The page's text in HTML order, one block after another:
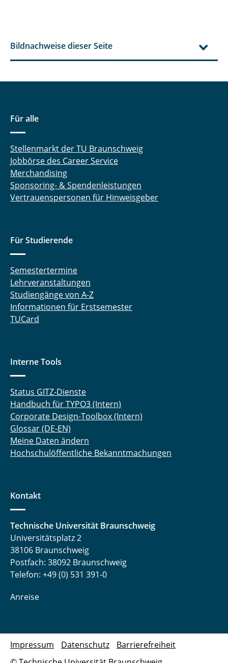
Bildnachweise dieser Seite
Für alle
Stellenmarkt der TU Braunschweig
Jobbörse des Career Service
Merchandising
Sponsoring- & Spendenleistungen
Vertrauenspersonen für Hinweisgeber
Für Studierende
Semestertermine
Lehrveranstaltungen
Studiengänge von A-Z
Informationen für Erstsemester
TUCard
Interne Tools
Status GITZ-Dienste
Handbuch für TYPO3 (Intern)
Corporate Design-Toolbox (Intern)
Glossar (DE-EN)
Meine Daten ändern
Hochschulöffentliche Bekanntmachungen
Kontakt
Technische Universität Braunschweig
Universitätsplatz 2
38106 Braunschweig
Postfach: 38092 Braunschweig
Telefon: +49 (0) 531 391-0
Anreise
Impressum Datenschutz Barrierefreiheit